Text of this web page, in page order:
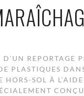
REPORTAGE
PLASTIQUES
HORS-SOL À L’AIDE